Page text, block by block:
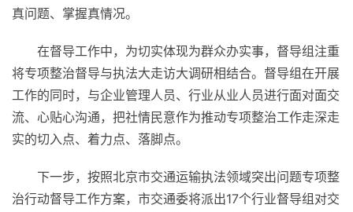
真问题、掌握真情况。
在督导工作中，为切实体现为群众办实事，督导组注重
将专项整治督导与执法大走访大调研相结合。督导组在开展
工作的同时，与企业管理人员、行业从业人员进行面对面交
流、心贴心沟通，把社情民意作为推动专项整治工作走深走
实的切入点、着力点、落脚点。
下一步，按照北京市交通运输执法领域突出问题专项整
治行动督导工作方案，市交通委将派出17个行业督导组对交